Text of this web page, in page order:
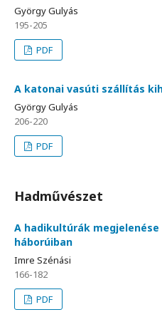
György Gulyás
195-205
PDF
A katonai vasúti szállítás
György Gulyás
206-220
PDF
Hadművészet
A hadikultúrák
háborúiban
Imre Szénási
166-182
PDF